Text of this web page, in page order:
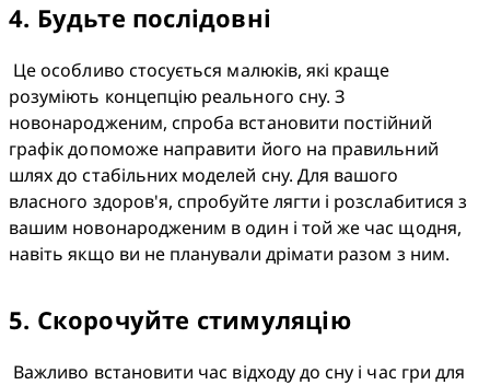
4. Будьте послідовні
розуміють концепцію реального сну. З
новонародженим, спроба встановити постійний
графік допоможе направити його на правильний
шлях до стабільних моделей сну. Для вашого
власного здоров'я, спробуйте лягти і розслабитися з
вашим новонародженим в один і той же час щодня,
навіть якщо ви не планували дрімати разом з ним.
5. Скорочуйте стимуляцію